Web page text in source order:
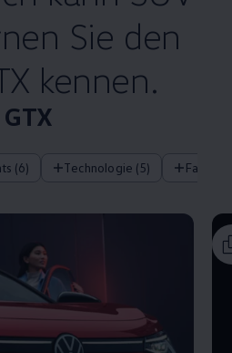
Sie den
kennen.
(6) Technologie (5)